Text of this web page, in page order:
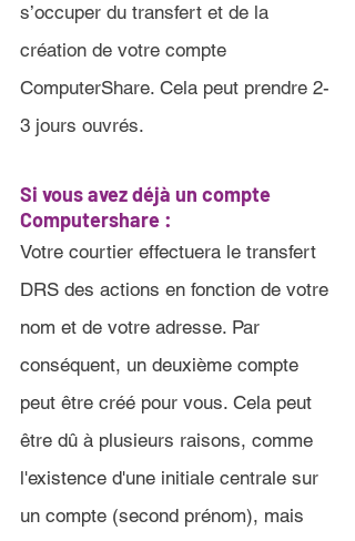
s’occuper du transfert et de la
création de votre compte
ComputerShare. Cela peut prendre 2-
3 jours ouvrés.
Si vous avez déjà un compte
Computershare :
Votre courtier effectuera le transfert
DRS des actions en fonction de votre
nom et de votre adresse. Par
conséquent, un deuxième compte
peut être créé pour vous. Cela peut
être dû à plusieurs raisons, comme
l'existence d'une initiale centrale sur
un compte (second prénom), mais